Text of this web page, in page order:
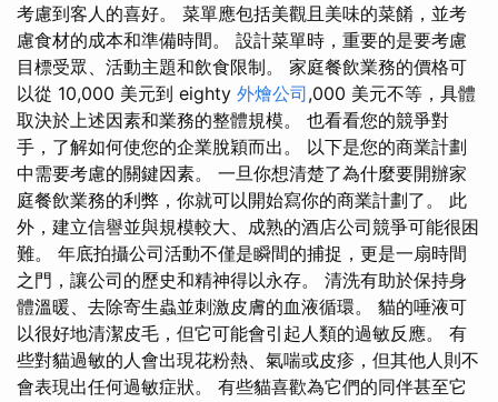
考慮到客人的喜好。 菜單應包括美觀且美味的菜餚，並考
慮食材的成本和準備時間。 設計菜單時，重要的是要考慮
目標受眾、活動主題和飲食限制。 家庭餐飲業務的價格可
以從 10,000 美元到 eighty 外燴公司,000 美元不等，具體
取決於上述因素和業務的整體規模。 也看看您的競爭對
手，了解如何使您的企業脫穎而出。 以下是您的商業計劃
中需要考慮的關鍵因素。 一旦你想清楚了為什麼要開辦家
庭餐飲業務的利弊，你就可以開始寫你的商業計劃了。 此
外，建立信譽並與規模較大、成熟的酒店公司競爭可能很困
難。 年底拍攝公司活動不僅是瞬間的捕捉，更是一扇時間
之門，讓公司的歷史和精神得以永存。 清洗有助於保持身
體溫暖、去除寄生蟲並刺激皮膚的血液循環。 貓的唾液可
以很好地清潔皮毛，但它可能會引起人類的過敏反應。 有
些對貓過敏的人會出現花粉熱、氣喘或皮疹，但其他人則不
會表現出任何過敏症狀。 有些貓喜歡為它們的同伴甚至它